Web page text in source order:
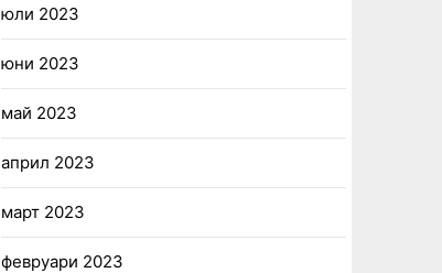
юли 2023
юни 2023
май 2023
април 2023
март 2023
февруари 2023